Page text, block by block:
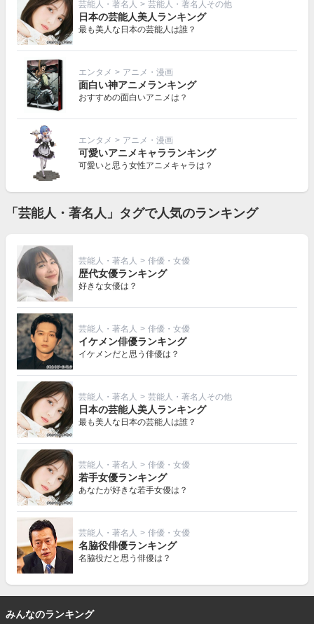
芸能人・著名人 > 芸能人・著名人その他
日本の芸能人美人ランキング
最も美人な日本の芸能人は誰？
エンタメ > アニメ・漫画
面白い神アニメランキング
おすすめの面白いアニメは？
エンタメ > アニメ・漫画
可愛いアニメキャラランキング
可愛いと思う女性アニメキャラは？
「芸能人・著名人」タグで人気のランキング
芸能人・著名人 > 俳優・女優
歴代女優ランキング
好きな女優は？
芸能人・著名人 > 俳優・女優
イケメン俳優ランキング
イケメンだと思う俳優は？
芸能人・著名人 > 芸能人・著名人その他
日本の芸能人美人ランキング
最も美人な日本の芸能人は誰？
芸能人・著名人 > 俳優・女優
若手女優ランキング
あなたが好きな若手女優は？
芸能人・著名人 > 俳優・女優
名脇役俳優ランキング
名脇役だと思う俳優は？
みんなのランキング